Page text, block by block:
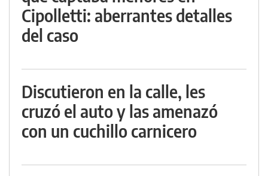
Cipolletti: aberrantes detalles
del caso
Discutieron en la calle, les
cruzó el auto y las amenazó
con un cuchillo carnicero